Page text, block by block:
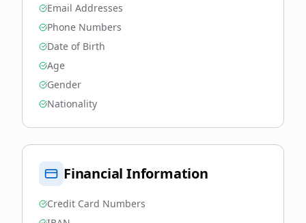
Email Addresses
Phone Numbers
Date of Birth
Age
Gender
Nationality
Financial Information
Credit Card Numbers